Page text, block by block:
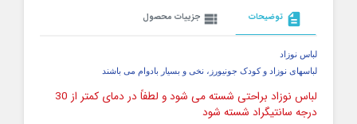
description توضیحات view_list جزییات محصول
لباس نوزاد
لباسهای نوزاد و کودک جونیورز، نخی و بسیار بادوام می باشند
لباس نوزاد براحتی شسته می شود و لطفاً در دمای کمتر از 30
درجه سانتیگراد شسته شود